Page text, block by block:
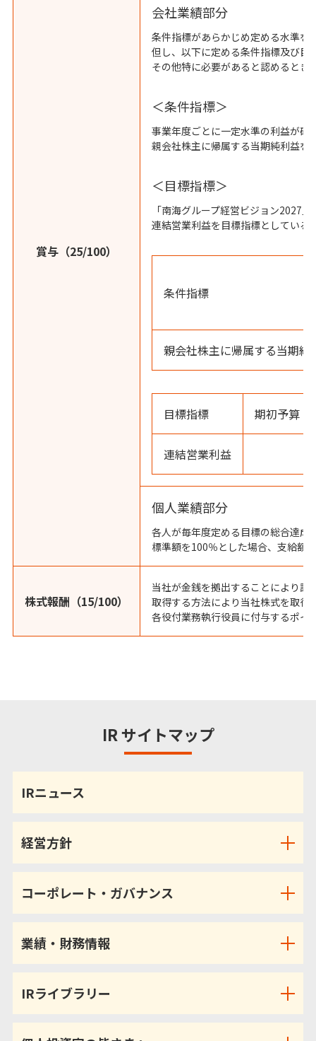
賞与（25/100）
会社業績部分
条件指標があらかじめ定める水準を
但し、以下に定める条件指標及び目
その他特に必要があると認めるとき
＜条件指標＞
事業年度ごとに一定水準の利益が確
親会社株主に帰属する当期純利益を
＜目標指標＞
「南海グループ経営ビジョン2027
連結営業利益を目標指標としている
条件指標
親会社株主に帰属する当期純
目標指標 期初予算（
連結営業利益
個人業績部分
各人が毎年度定める目標の総合達成
標準額を100％とした場合、支給額
株式報酬（15/100）
当社が金銭を拠出することにより
取得する方法により当社株式を取得
各役付業務執行役員に付与するポイ
IR サイトマップ
IRニュース
経営方針
コーポレート・ガバナンス
業績・財務情報
IRライブラリー